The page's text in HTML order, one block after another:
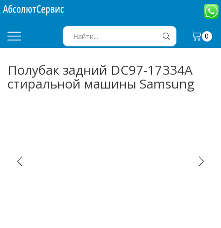
INPUT
0
Полубак задний DC97-17334A
стиральной машины Samsung